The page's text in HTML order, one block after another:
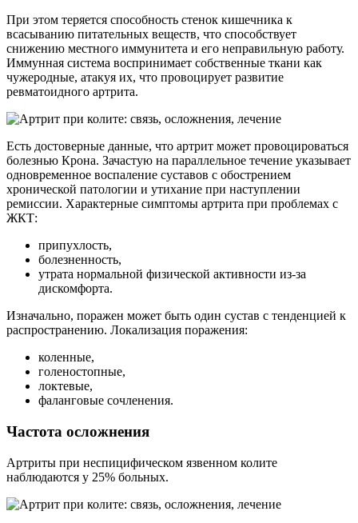
При этом теряется способность стенок кишечника к
всасыванию питательных веществ, что способствует
снижению местного иммунитета и его неправильную работу.
Иммунная система воспринимает собственные ткани как
чужеродные, атакуя их, что провоцирует развитие
ревматоидного артрита.
Есть достоверные данные, что артрит может провоцироваться
болезнью Крона. Зачастую на параллельное течение указывает
одновременное воспаление суставов с обострением
хронической патологии и утихание при наступлении
ремиссии. Характерные симптомы артрита при проблемах с
ЖКТ:
припухлость,
болезненность,
утрата нормальной физической активности из-за
дискомфорта.
Изначально, поражен может быть один сустав с тенденцией к
распространению. Локализация поражения:
коленные,
голеностопные,
локтевые,
фаланговые сочленения.
Частота осложнения
Артриты при неспицифическом язвенном колите
наблюдаются у 25% больных.